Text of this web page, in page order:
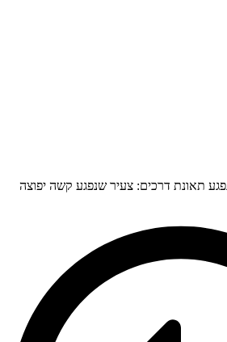
תאונת דרכים: צעיר שנפגע קשה יפוצה